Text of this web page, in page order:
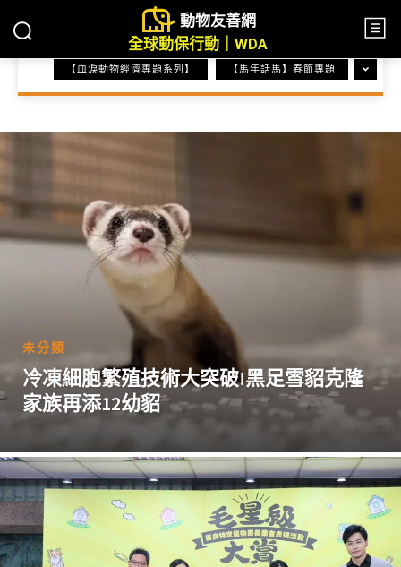
動物友善網
全球動保行動｜WDA
【血淚動物經濟專題系列】 【馬年話馬】春節專題
未分類
冷凍細胞繁殖技術大突破!黑足雪貂克隆
家族再添12幼貂